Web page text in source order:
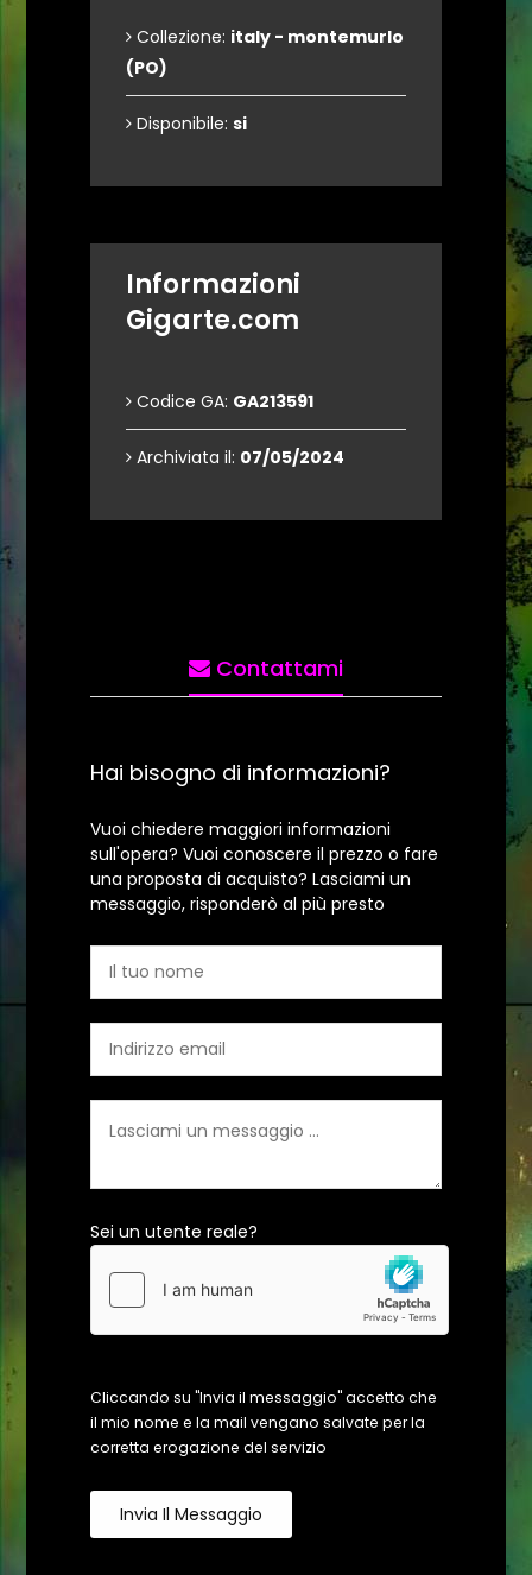
Collezione: italy - montemurlo
(PO)
Disponibile: si
Informazioni
Gigarte.com
Codice GA: GA213591
Archiviata il: 07/05/2024
Contattami
Hai bisogno di informazioni?
Vuoi chiedere maggiori informazioni
sull'opera? Vuoi conoscere il prezzo o fare
una proposta di acquisto? Lasciami un
messaggio, risponderò al più presto
Sei un utente reale?
Cliccando su "Invia il messaggio" accetto che
il mio nome e la mail vengano salvate per la
corretta erogazione del servizio
Invia Il Messaggio